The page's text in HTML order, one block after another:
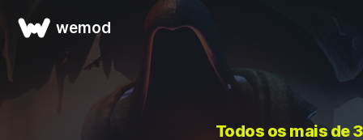
wemod
Todos os mais de